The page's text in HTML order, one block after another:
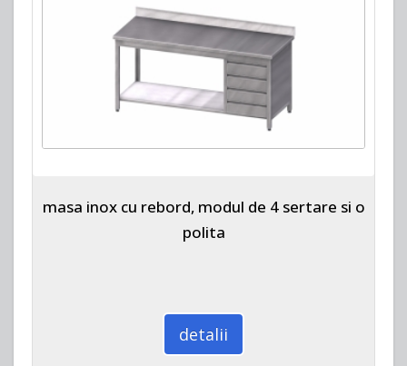
masa inox cu rebord, modul de 4 sertare si o
polita
detalii